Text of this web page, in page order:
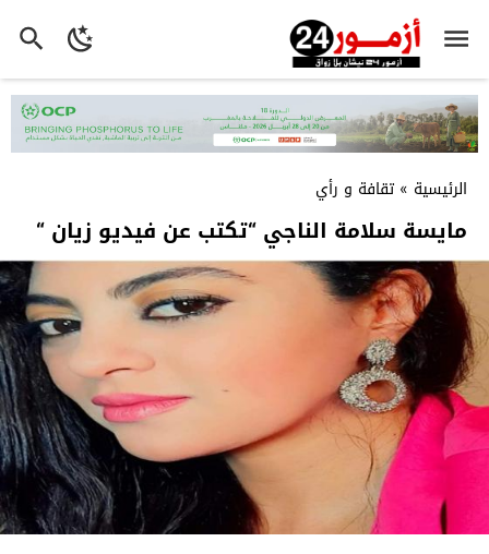
الرئيسية » تقافة و رأي
مايسة سلامة الناجي “تكتب عن فيديو زيان “